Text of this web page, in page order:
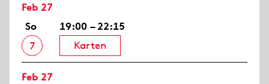
Feb 27
So
7
19:00 – 22:15
Karten
Feb 27